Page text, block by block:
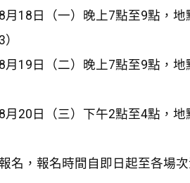
月18日（一）晚上7點至9點，
月19日（二）晚上7點至9點，
月20日（三）下午2點至4點，
名，報名時間自即日起至各